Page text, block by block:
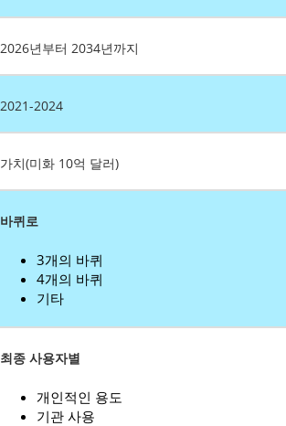
2026년부터 2034년까지
2021-2024
가치(미화 10억 달러)
바퀴로
3개의 바퀴
4개의 바퀴
기타
최종 사용자별
개인적인 용도
기관 사용